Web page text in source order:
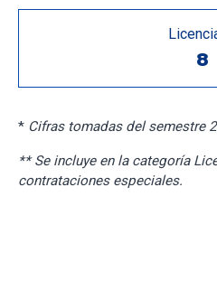
8
* Cifras tomadas del semestre
** Se incluye en la categoría
contrataciones especiales.